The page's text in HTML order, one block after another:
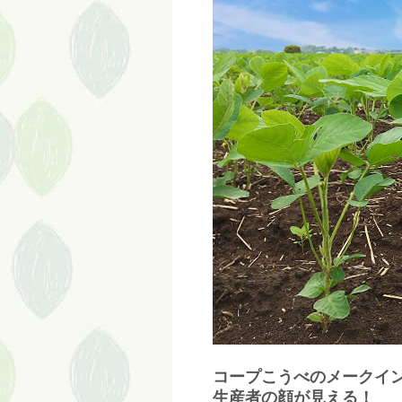
コープこうべのメークイ
生産者の顔が見える！